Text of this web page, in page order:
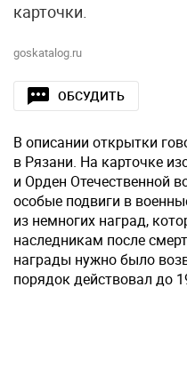
карточки.
goskatalog.ru
ОБСУДИТЬ
В описании открытки
в Рязани. На карточке
и Орден Отечественной
особые подвиги в
из немногих наград,
наследникам после
награды нужно было
порядок действовал до